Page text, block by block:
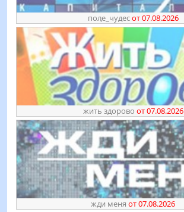
поӆе_чудесот 07.08.2026
жить здорово от 07.08.2026
жди меня от 07.08.2026